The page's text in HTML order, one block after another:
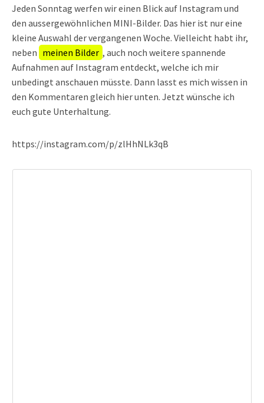
Jeden Sonntag werfen wir einen Blick auf Instagram und
den aussergewöhnlichen MINI-Bilder. Das hier ist nur eine
kleine Auswahl der vergangenen Woche. Vielleicht habt ihr,
neben meinen Bilder , auch noch weitere spannende
Aufnahmen auf Instagram entdeckt, welche ich mir
unbedingt anschauen müsste. Dann lasst es mich wissen in
den Kommentaren gleich hier unten. Jetzt wünsche ich
euch gute Unterhaltung.
https://instagram.com/p/zlHhNLk3qB